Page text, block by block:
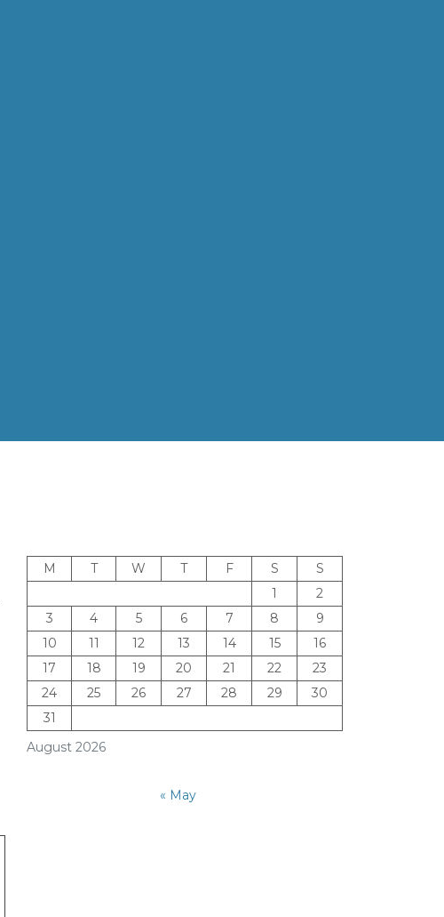
August 2026
M T W T F S
S
1
2
3
4 5 6 7 8
9
10
11 12 13 14 15
16
17
18 19 20 21 22
23
24
25 26 27 28 29
30
31
« May